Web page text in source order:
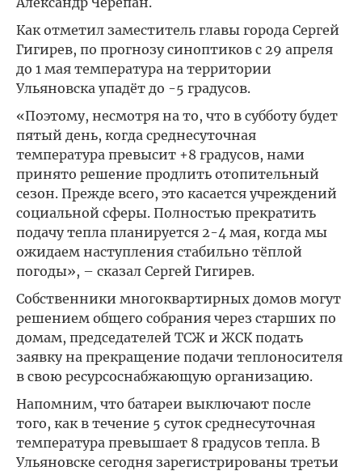
Как отметил заместитель главы города Сергей
Гигирев, по прогнозу синоптиков с 29 апреля
до 1 мая температура на территории
Ульяновска упадёт до -5 градусов.
«Поэтому, несмотря на то, что в субботу будет
пятый день, когда среднесуточная
температура превысит +8 градусов, нами
принято решение продлить отопительный
сезон. Прежде всего, это касается учреждений
социальной сферы. Полностью прекратить
подачу тепла планируется 2-4 мая, когда мы
ожидаем наступления стабильно тёплой
погоды», – сказал Сергей Гигирев.
Собственники многоквартирных домов могут
решением общего собрания через старших по
домам, председателей ТСЖ и ЖСК подать
заявку на прекращение подачи теплоносителя
в свою ресурсоснабжающую организацию.
Напомним, что батареи выключают после
того, как в течение 5 суток среднесуточная
температура превышает 8 градусов тепла. В
Ульяновске сегодня зарегистрированы третьи